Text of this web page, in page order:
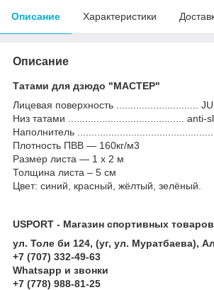
Описание Характеристики
Описание
Татами для дзюдо "МАСТЕР"
Лицевая поверхность .............................
Низ татами ......................................... anti-
Наполнитель
Плотность ПВВ ― 160кг/м3
Размер листа ― 1 х 2 м
Толщина листа – 5 см
Цвет: синий, красный, жёлтый, зелёный.
USPORT - Магазин спортивных товаров
ул. Толе би 124, (уг, ул. Муратбаева),
+7 (707) 332-49-63
Whatsapp и звонки
+7 (778) 988-81-25